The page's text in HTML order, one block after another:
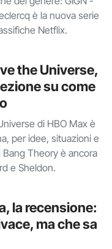
è la nuova serie
Netflix.
the Universe,
su come
di HBO Max è
per idee, situazioni e
Theory è ancora
e Sheldon.
la recensione:
ma che sa